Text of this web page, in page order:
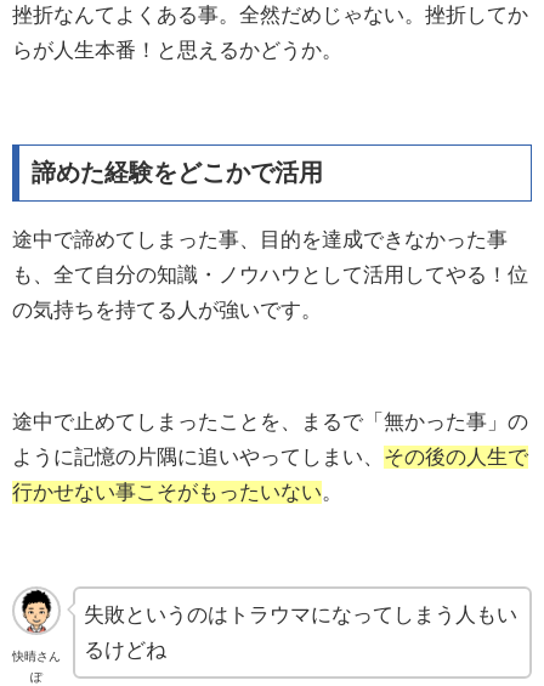
挫折なんてよくある事。全然だめじゃない。挫折してか
らが人生本番！と思えるかどうか。
諦めた経験をどこかで活用
途中で諦めてしまった事、目的を達成できなかった事
も、全て自分の知識・ノウハウとして活用してやる！位
の気持ちを持てる人が強いです。
途中で止めてしまったことを、まるで「無かった事」の
ように記憶の片隅に追いやってしまい、 その後の人生で
行かせない事こそがもったいない。
快晴さん
ぽ
失敗というのはトラウマになってしまう人もい
るけどね